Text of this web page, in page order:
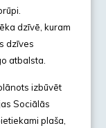
dzīvē, kuram
dzīves
atbalsta.
izbūvēt
Sociālās
plaša,